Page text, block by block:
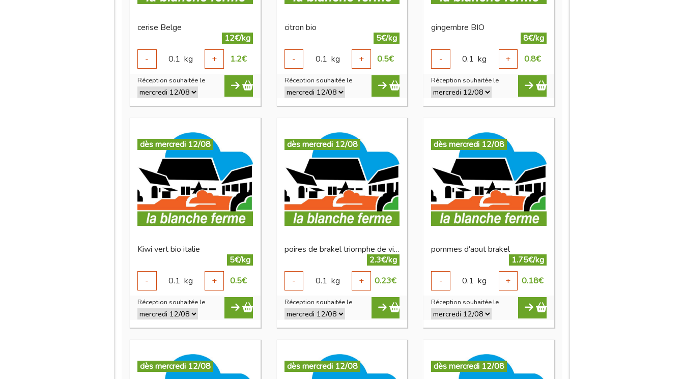
cerise Belge
12€/kg
-
0.1 kg + 1.2€
Réception souhaitée le
citron bio
5€/kg
-
0.1 kg + 0.5€
Réception souhaitée le
gingembre BIO
8€/kg
-
0.1 kg + 0.8€
Réception souhaitée le
dès mercredi 12/08
Kiwi vert bio italie
5€/kg
-
0.1 kg + 0.5€
Réception souhaitée le
dès mercredi 12/08
poires de brakel triomphe de vienne
2.3€/kg
-
0.1 kg + 0.23€
Réception souhaitée le
dès mercredi 12/08
pommes d'aout brakel
1.75€/kg
-
0.1 kg + 0.18€
Réception souhaitée le
dès mercredi 12/08 dès mercredi 12/08 dès mercredi 12/08